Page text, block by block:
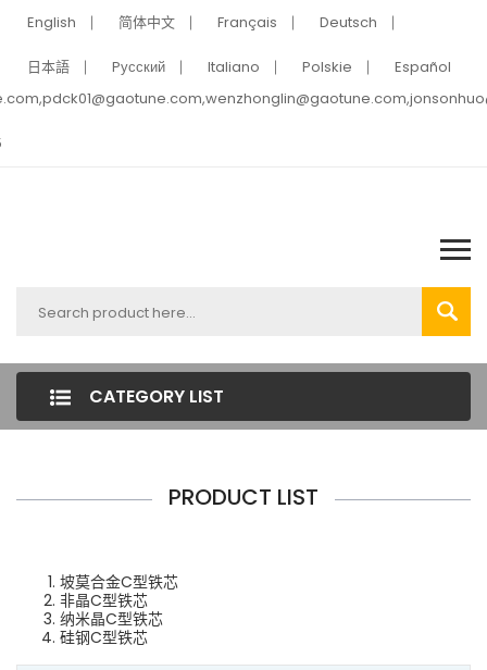
English 简体中文 Français Deutsch
日本語 Pусский Italiano Polskie
Español
CATEGORY LIST
PRODUCT LIST
坡莫合金C型铁芯
非晶C型铁芯
纳米晶C型铁芯
硅钢C型铁芯